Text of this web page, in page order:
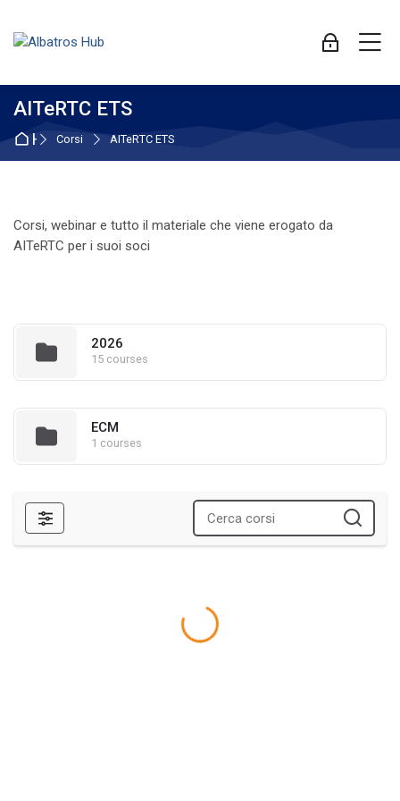
Login
AITeRTC ETS
Home
Corsi AITeRTC ETS
Corsi, webinar e tutto il materiale che viene erogato da
AITeRTC per i suoi soci
2026
15 courses
ECM
1 courses
Filtri